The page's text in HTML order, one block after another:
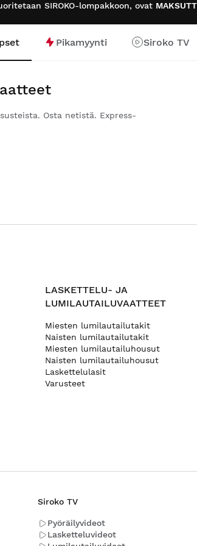
SIROKO-lompakkoon, ovat
Pikamyynti
Siroko TV
Osta netistä. Express-
LASKETTELU- JA
LUMILAUTAILUVAATTEET
Miesten lumilautailutakit
Naisten lumilautailutakit
Miesten lumilautailuhousut
Naisten lumilautailuhousut
Laskettelulasit
Varusteet
Siroko TV
Pyöräilyvideot
Lasketteluvideot